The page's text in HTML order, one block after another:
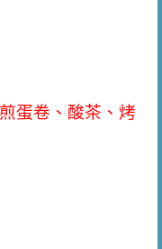
蛋卷、酸茶、烤